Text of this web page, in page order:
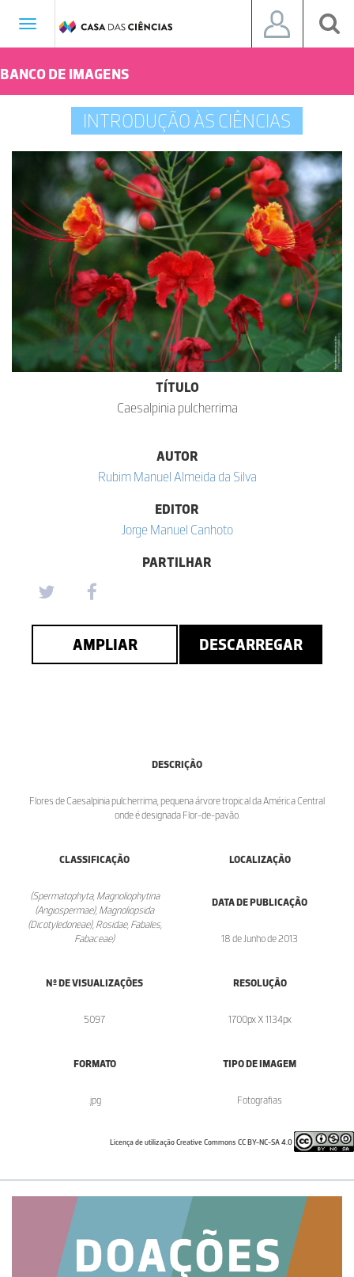
Toggle
BANCO DE IMAGENS
INTRODUÇÃO ÀS CIÊNCIAS
TÍTULO
Caesalpinia pulcherrima
AUTOR
Rubim Manuel Almeida da Silva
EDITOR
Jorge Manuel Canhoto
PARTILHAR
AMPLIAR DESCARREGAR
DESCRIÇÃO
Flores de Caesalpinia pulcherrima, pequena árvore tropical da América Central
onde é designada Flor-de-pavão.
CLASSIFICAÇÃO
(Spermatophyta, Magnoliophytina
(Angiospermae), Magnoliopsida
(Dicotyledoneae), Rosidae, Fabales,
Fabaceae)
LOCALIZAÇÃO
DATA DE PUBLICAÇÃO
18 de Junho de 2013
Nº DE VISUALIZAÇÕES
5097
RESOLUÇÃO
1700px X 1134px
FORMATO
.jpg
TIPO DE IMAGEM
Fotografias
Licença de utilização Creative Commons CC BY-NC-SA 4.0